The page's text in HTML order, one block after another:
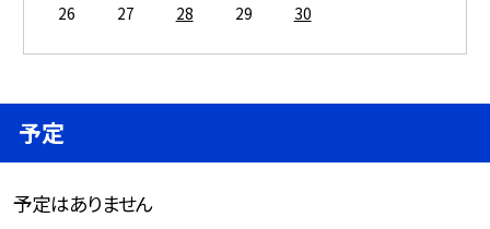
26
27 28 29 30
予定
予定はありません